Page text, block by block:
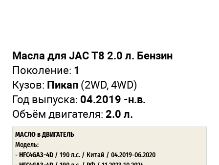
Масла для JAC T8 2.0 л. Бензин
Поколение: 1
Кузов: Пикап (2WD, 4WD)
Год выпуска: 04.2019 -н.в.
Объём двигателя: 2.0 л.
МАСЛОв ДВИГАТЕЛЬ
Модель:
-HFC4GA3-4D / 190 л.с. / Китай / 04.2019-06.2020